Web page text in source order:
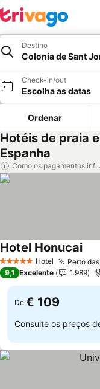
Destino
Colonia de Sant
Check-in/out
Escolha as datas
Ordenar
Hotéis de praia
Espanha
Como os pagamentos
5 Estrelas Hotel Perto
Hotel HonucaiVer
9,1 Excelente 1.989
De € 109
Consulte os preços